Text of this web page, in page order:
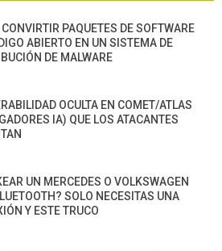
PAQUETES DE SOFTWARE
ABIERTO EN UN SISTEMA DE
DE MALWARE
OCULTA EN COMET/ATLAS
IA) QUE LOS ATACANTES
UN MERCEDES O VOLKSWAGEN
SOLO NECESITAS UNA
Y ESTE TRUCO